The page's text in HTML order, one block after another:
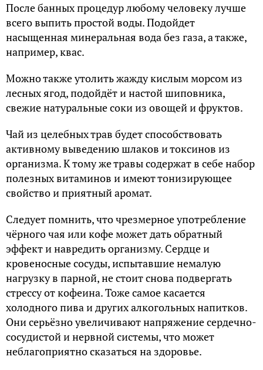
После банных процедур любому человеку лучше
всего выпить простой воды. Подойдет
насыщенная минеральная вода без газа, а также,
например, квас.
Можно также утолить жажду кислым морсом из
лесных ягод, подойдёт и настой шиповника,
свежие натуральные соки из овощей и фруктов.
Чай из целебных трав будет способствовать
активному выведению шлаков и токсинов из
организма. К тому же травы содержат в себе набор
полезных витаминов и имеют тонизирующее
свойство и приятный аромат.
Следует помнить, что чрезмерное употребление
чёрного чая или кофе может дать обратный
эффект и навредить организму. Сердце и
кровеносные сосуды, испытавшие немалую
нагрузку в парной, не стоит снова подвергать
стрессу от кофеина. Тоже самое касается
холодного пива и других алкогольных напитков.
Они серьёзно увеличивают напряжение сердечно-
сосудистой и нервной системы, что может
неблагоприятно сказаться на здоровье.